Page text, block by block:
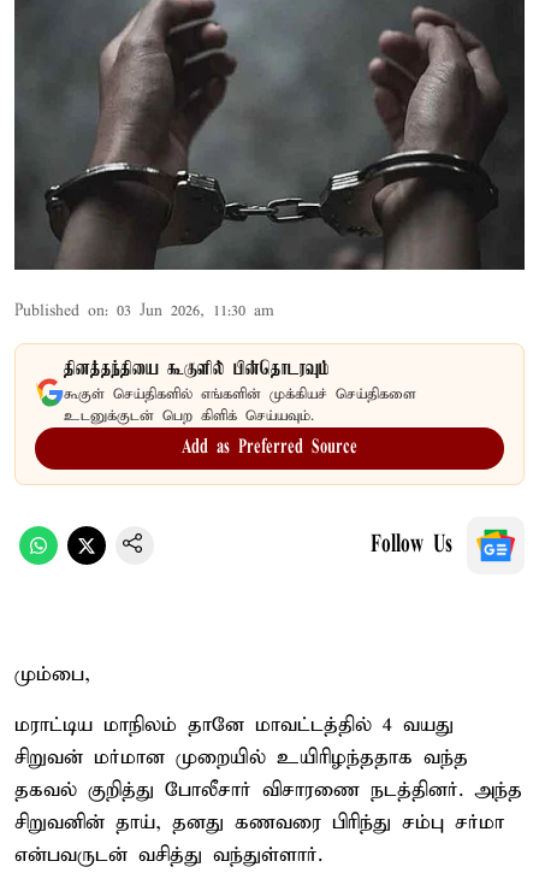
Published on: 03 Jun 2026, 11:30 am
தினத்தந்தியை கூகுளில் பின்தொடரவும்
கூகுள் செய்திகளில் எங்களின் முக்கியச் செய்திகளை
உடனுக்குடன் பெற கிளிக் செய்யவும்.
Add as Preferred Source
Follow Us
மும்பை,
மராட்டிய மாநிலம் தானே மாவட்டத்தில் 4 வயது
சிறுவன் மர்மான முறையில் உயிரிழந்ததாக வந்த
தகவல் குறித்து போலீசார் விசாரணை நடத்தினர். அந்த
சிறுவனின் தாய், தனது கணவரை பிரிந்து சம்பு சர்மா
என்பவருடன் வசித்து வந்துள்ளார்.